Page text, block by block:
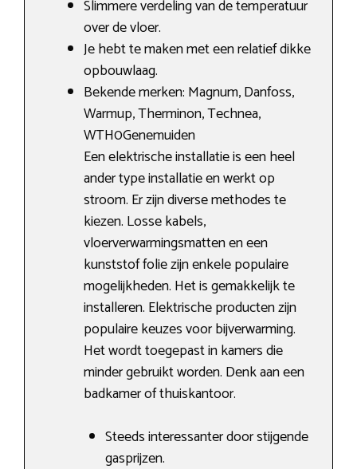
Slimmere verdeling van de temperatuur
over de vloer.
Je hebt te maken met een relatief dikke
opbouwlaag.
Bekende merken: Magnum, Danfoss,
Warmup, Therminon, Technea,
WTH0Genemuiden
Een elektrische installatie is een heel
ander type installatie en werkt op
stroom. Er zijn diverse methodes te
kiezen. Losse kabels,
vloerverwarmingsmatten en een
kunststof folie zijn enkele populaire
mogelijkheden. Het is gemakkelijk te
installeren. Elektrische producten zijn
populaire keuzes voor bijverwarming.
Het wordt toegepast in kamers die
minder gebruikt worden. Denk aan een
badkamer of thuiskantoor.
Steeds interessanter door stijgende
gasprijzen.